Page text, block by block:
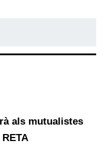
als mutualistes